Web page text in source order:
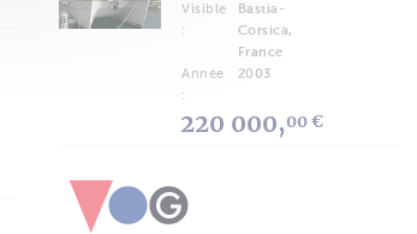
Visible
:
Bastia-
Corsica,
France
Année
:
2003
220 000,00 €